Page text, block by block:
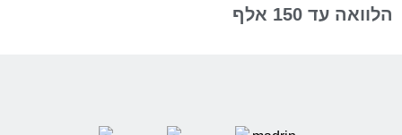
הלוואה עד 150 אלף